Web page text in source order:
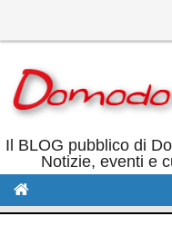
Il BLOG pubblico di
Notizie, eventi e